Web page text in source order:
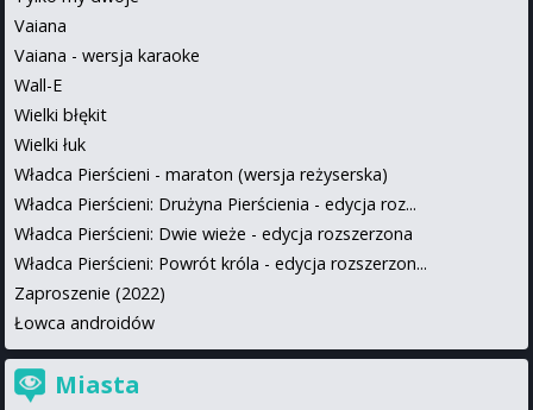
Vaiana
Vaiana - wersja karaoke
Wall-E
Wielki błękit
Wielki łuk
Władca Pierścieni - maraton (wersja reżyserska)
Władca Pierścieni: Drużyna Pierścienia - edycja roz...
Władca Pierścieni: Dwie wieże - edycja rozszerzona
Władca Pierścieni: Powrót króla - edycja rozszerzon...
Zaproszenie (2022)
Łowca androidów
Miasta